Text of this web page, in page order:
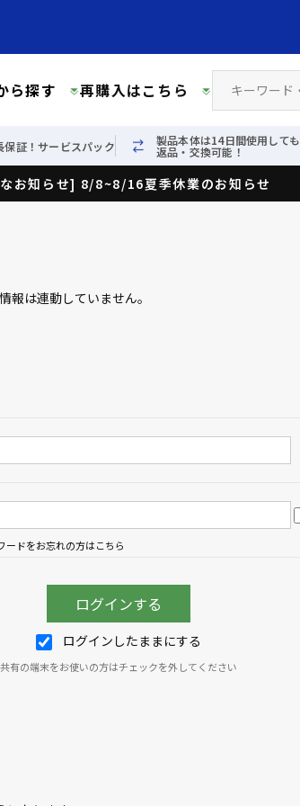
ら探す 再購入はこちら
保証！サービスパック 製品本体は14日間使用しても
返品・交換可能！
お知らせ] 8/8~8/16夏季休業のお知らせ
報は連動していません。
ードをお忘れの方はこちら
ログインしたままにする
共有の端末をお使いの方はチェックを外してください